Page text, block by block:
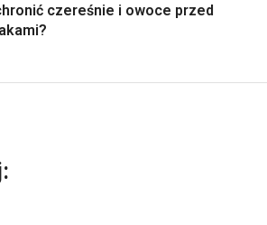
czereśnie i owoce przed